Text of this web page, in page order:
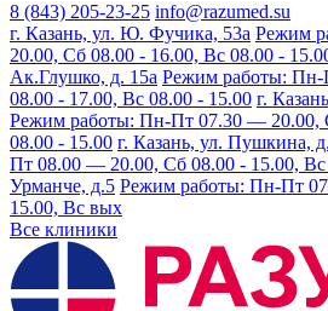
8 (843) 205-23-25 info@razumed.su
г. Казань, ул. Ю. Фучика, 53а Режим
20.00, Сб 08.00 - 16.00, Вс 08.00 -
Ак.Глушко, д. 15а Режим работы:
08.00 - 17.00, Вс 08.00 - 15.00 г.
Режим работы: Пн-Пт 07.30 — 20.00,
08.00 - 15.00 г. Казань, ул. Пушкина,
Пт 08.00 — 20.00, Сб 08.00 - 15.00,
Урманче, д.5 Режим работы: Пн-Пт
15.00, Вс вых
Все клиники